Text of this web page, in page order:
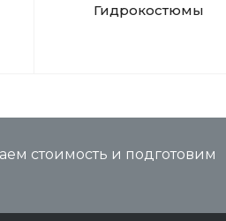
Гидрокостюмы
стоимость и подготовим